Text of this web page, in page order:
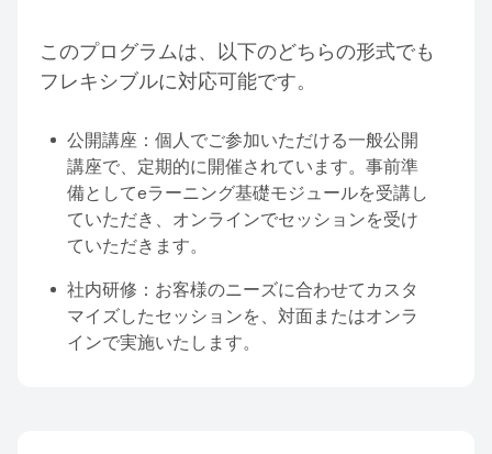
このプログラムは、以下のどちらの形式でも
フレキシブルに対応可能です。
公開講座：個人でご参加いただける一般公開
講座で、定期的に開催されています。事前準
備としてeラーニング基礎モジュールを受講し
ていただき、オンラインでセッションを受け
ていただきます。
社内研修：お客様のニーズに合わせてカスタ
マイズしたセッションを、対面またはオンラ
インで実施いたします。